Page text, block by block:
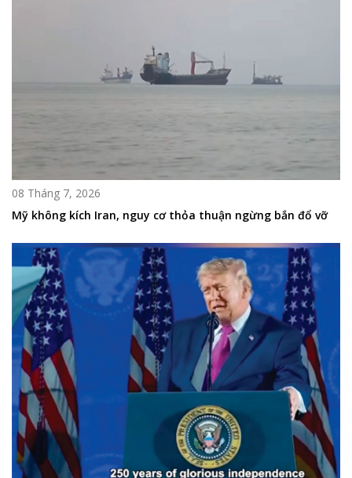
08 Tháng 7, 2026
Mỹ không kích Iran, nguy cơ thỏa thuận ngừng bắn đổ vỡ